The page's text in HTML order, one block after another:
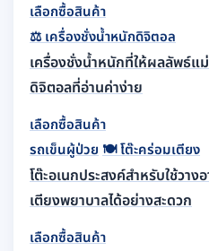
เลือกซื้อสินค้า
⚖️เครื่องชั่งน้ำหนักดิจิตอล
เครื่องชั่งน้ำหนักที่ให้ผลลัพธ์
ดิจิตอลที่อ่านค่าง่าย
เลือกซื้อสินค้า
รถเข็นผู้ป่วย🍽️โต๊ะคร่อมเตียง
โต๊ะอเนกประสงค์สำหรับใช้วา
เตียงพยาบาลได้อย่างสะดวก
เลือกซื้อสินค้า